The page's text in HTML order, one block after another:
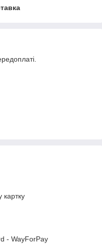
картку
- WayForPay